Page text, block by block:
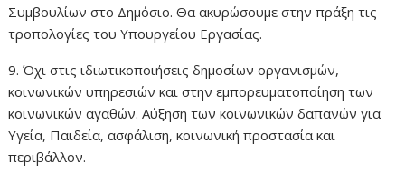
Συμβουλίων στο Δημόσιο. Θα ακυρώσουμε στην πράξη τις
τροπολογίες του Υπουργείου Εργασίας.
9. Όχι στις ιδιωτικοποιήσεις δημοσίων οργανισμών,
κοινωνικών υπηρεσιών και στην εμπορευματοποίηση των
κοινωνικών αγαθών. Αύξηση των κοινωνικών δαπανών για
Υγεία, Παιδεία, ασφάλιση, κοινωνική προστασία και
περιβάλλον.